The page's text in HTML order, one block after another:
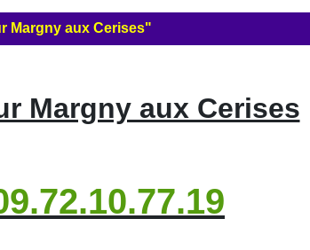
Margny aux Cerises"
Margny aux Cerises